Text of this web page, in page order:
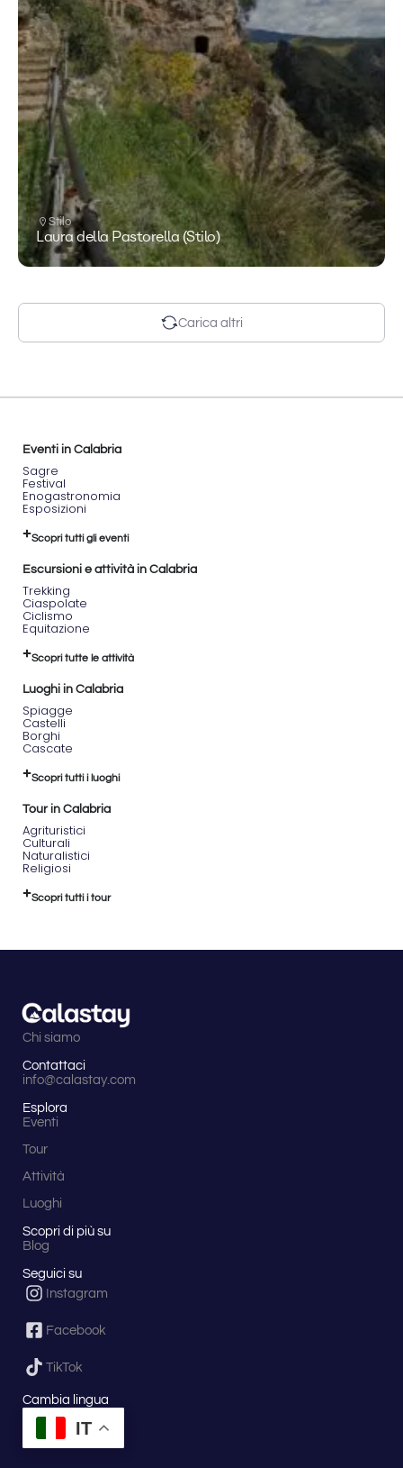
Stilo
Laura della Pastorella (Stilo)
Carica altri
Eventi in Calabria
Sagre
Festival
Enogastronomia
Esposizioni
Scopri tutti gli eventi
Escursioni e attività in Calabria
Trekking
Ciaspolate
Ciclismo
Equitazione
Scopri tutte le attività
Luoghi in Calabria
Spiagge
Castelli
Borghi
Cascate
Scopri tutti i luoghi
Tour in Calabria
Agrituristici
Culturali
Naturalistici
Religiosi
Scopri tutti i tour
Chi siamo
Contattaci
info@calastay.com
Esplora
Eventi
Tour
Attività
Luoghi
Scopri di più su
Blog
Seguici su
Instagram
Facebook
TikTok
Cambia lingua
IT